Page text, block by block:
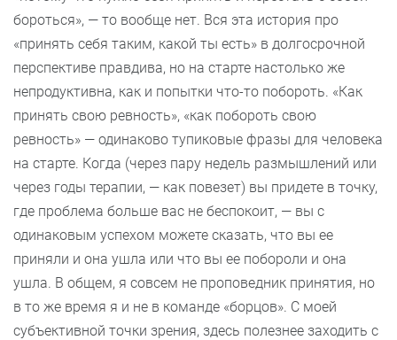
бороться», — то вообще нет. Вся эта история про
«принять себя таким, какой ты есть» в долгосрочной
перспективе правдива, но на старте настолько же
непродуктивна, как и попытки что-то побороть. «Как
принять свою ревность», «как побороть свою
ревность» — одинаково тупиковые фразы для человека
на старте. Когда (через пару недель размышлений или
через годы терапии, — как повезет) вы придете в точку,
где проблема больше вас не беспокоит, — вы с
одинаковым успехом можете сказать, что вы ее
приняли и она ушла или что вы ее побороли и она
ушла. В общем, я совсем не проповедник принятия, но
в то же время я и не в команде «борцов». С моей
субъективной точки зрения, здесь полезнее заходить с